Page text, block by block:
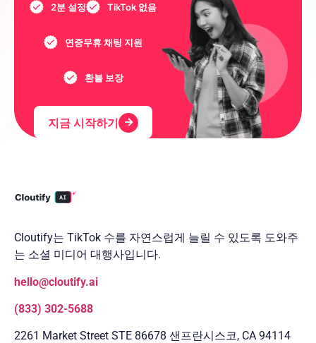
2분 설정 TikTok 없음
연중무휴 채팅 지원
환불 보장
지금 시작하기
Cloutify는 TikTok 수를 자연스럽게 늘릴 수 있도록 도와주
는 소셜 미디어 대행사입니다.
hello@cloutify.ai
(833) 302-5688
2261 Market Street STE 86678 샌프란시스코, CA 94114